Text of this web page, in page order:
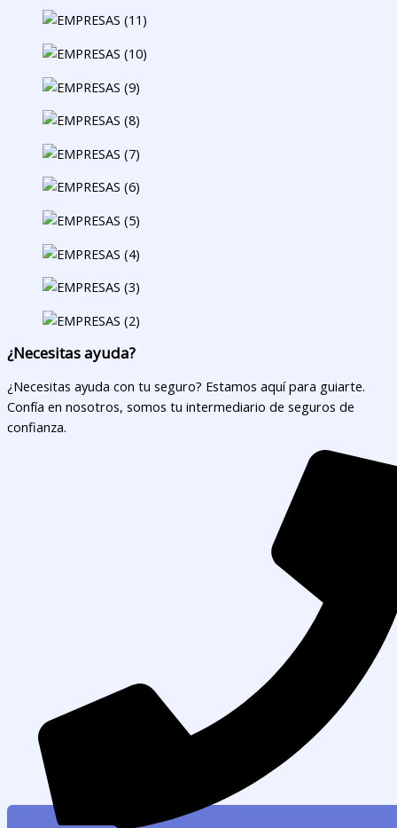
¿Necesitas ayuda?
¿Necesitas ayuda con tu seguro? Estamos aquí para guiarte.
Confía en nosotros, somos tu intermediario de seguros de
confianza.